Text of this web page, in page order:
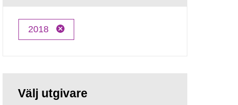
2018
Välj utgivare